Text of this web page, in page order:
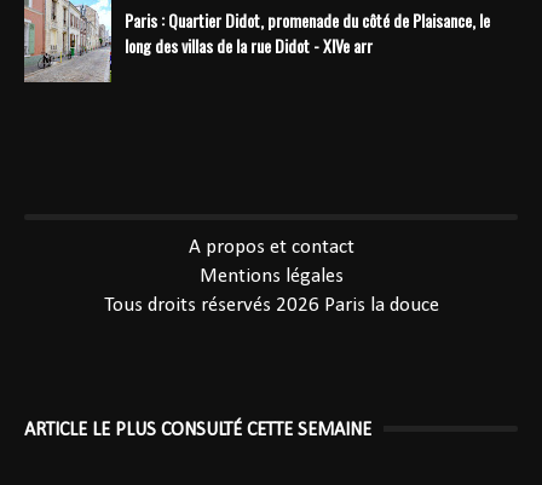
Paris : Quartier Didot, promenade du côté de Plaisance, le
long des villas de la rue Didot - XIVe arr
A propos et contact
Mentions légales
Tous droits réservés 2026 Paris la douce
ARTICLE LE PLUS CONSULTÉ CETTE SEMAINE